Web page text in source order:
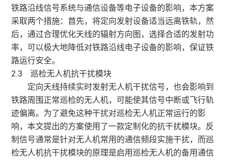
铁路沿线信号系统与通信设备等电子设备的影响，本方案
采取两个措施：首先，将定向发射设备适当远离铁轨，然
后，通过合理优化天线的辐射方向图，选择合适的发射功
率，可以极大地降低对铁路沿线电子设备的影响，保证铁
路运行安全。
2.3 巡检无人机抗干扰模块
定向天线持续实时发射无人机干扰信号，也会影响到
铁路周围正常巡检的无人机，可能使其信号中断或飞行轨
迹偏离。 为了避免这种干扰对巡检无人机正常运行的影
响，本文提出的方案使用了一款定制化的抗干扰模块。反
制信号通常是针对无人机常用的通信频段实施干扰，而巡
检无人机抗干扰模块的原理是启用巡检无人机的备用通信